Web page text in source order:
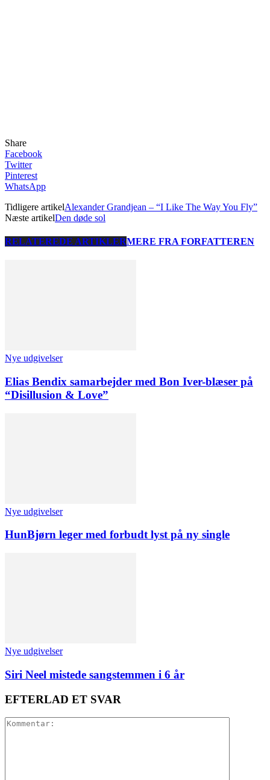
Share
Facebook
Twitter
Pinterest
WhatsApp
Tidligere artikelAlexander Grandjean – “I Like The Way You Fly”
Næste artikelDen døde sol
RELATEREDE ARTIKLERMERE FRA FORFATTEREN
Nye udgivelser
Elias Bendix samarbejder med Bon Iver-blæser på
“Disillusion & Love”
Nye udgivelser
HunBjørn leger med forbudt lyst på ny single
Nye udgivelser
Siri Neel mistede sangstemmen i 6 år
EFTERLAD ET SVAR